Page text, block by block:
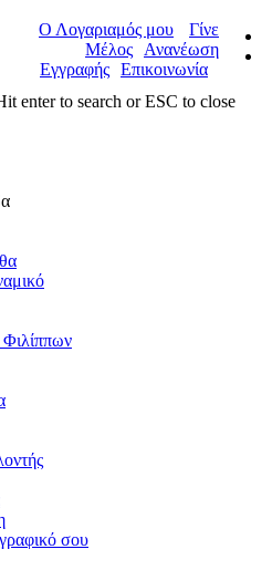
Ο Λογαριαμός μου
Γίνε
Μέλος
Ανανέωση
Εγγραφής Επικοινωνία
enter to search or ESC to close
Φιλίππων
σου